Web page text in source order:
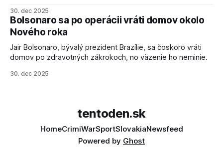
schopnosti. Informovali o tom štátne médiá KĽDR, na ktoré
sa odvoláva agentúra AFP.
30. dec 2025
Bolsonaro sa po operácii vráti domov okolo
Nového roka
Jair Bolsonaro, bývalý prezident Brazílie, sa čoskoro vráti
domov po zdravotných zákrokoch, no väzenie ho neminie.
30. dec 2025
tentoden.sk
HomeCrimiWarSportSlovakiaNewsfeed
Powered by Ghost